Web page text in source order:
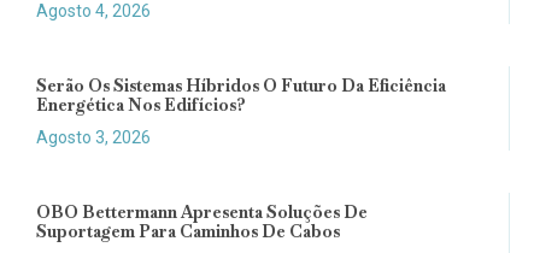
Agosto 4, 2026
Serão Os Sistemas Híbridos O Futuro Da Eficiência
Energética Nos Edifícios?
Agosto 3, 2026
OBO Bettermann Apresenta Soluções De
Suportagem Para Caminhos De Cabos